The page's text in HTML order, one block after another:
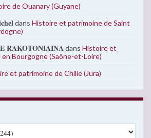
de Ouanary (Guyane)
dans Histoire et patrimoine de Saint
RAKOTONIAINAdans Histoire et
Bourgogne (Saône-et-Loire)
et patrimoine de Chille (Jura)